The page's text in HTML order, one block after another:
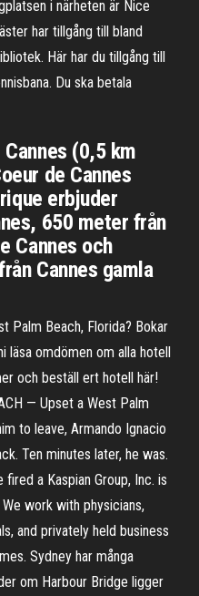
i närheten är Nice
har tillgång till bland
Här har du tillgång till
Du ska betala
(0,5 km
de Cannes
erbjuder
650 meter från
Cannes och
Cannes gamla
Palm Beach, Florida? Bokar
läsa omdömen om alla hotell
och beställ ert hotell här!
— Upset a West Palm
to leave, Armando Ignacio
Ten minutes later, he was.
a Kaspian Group, Inc. is
work with physicians,
and privately held business
Sydney har många
om Harbour Bridge ligger